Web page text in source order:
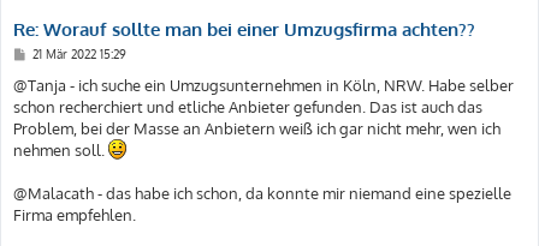
Re: Worauf sollte man bei einer Umzugsfirma achten??
B
i
r
a
g
21 Mär 2022 15:29
@Tanja - ich suche ein Umzugsunternehmen in Köln, NRW. Habe selber
schon recherchiert und etliche Anbieter gefunden. Das ist auch das
Problem, bei der Masse an Anbietern weiß ich gar nicht mehr, wen ich
nehmen soll.
@Malacath - das habe ich schon, da konnte mir niemand eine spezielle
Firma empfehlen.